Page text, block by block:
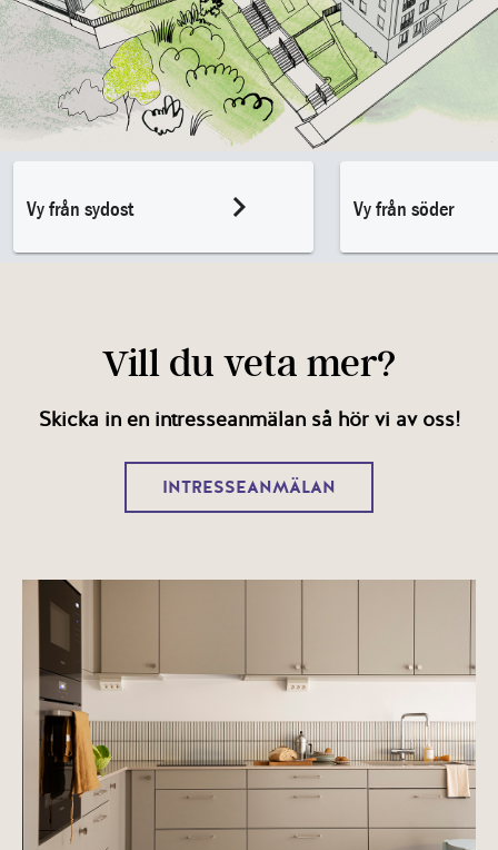
Vill du veta mer?
Skicka in en intresseanmälan så hör vi av oss!
INTRESSEANMÄLAN